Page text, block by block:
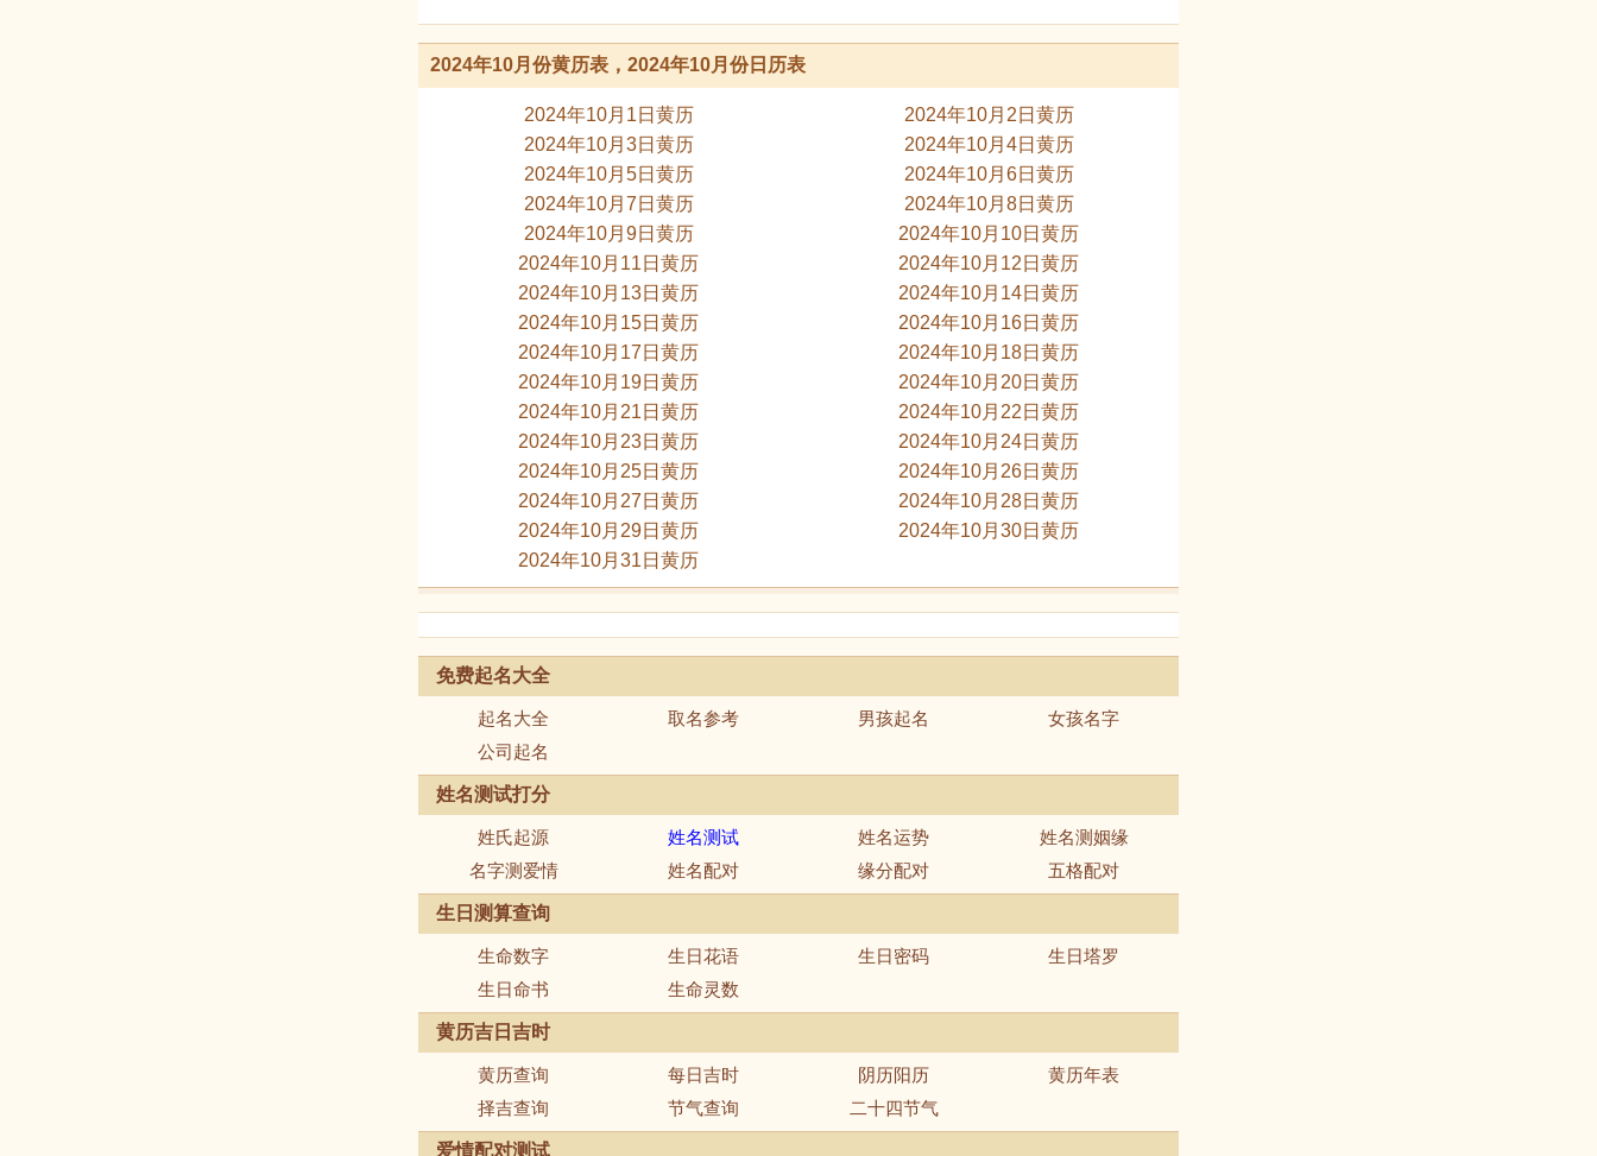
2024年10月份黄历表，2024年10月份日历表
2024年10月1日黄历
2024年10月2日黄历
2024年10月3日黄历
2024年10月4日黄历
2024年10月5日黄历
2024年10月6日黄历
2024年10月7日黄历
2024年10月8日黄历
2024年10月9日黄历
2024年10月10日黄历
2024年10月11日黄历
2024年10月12日黄历
2024年10月13日黄历
2024年10月14日黄历
2024年10月15日黄历
2024年10月16日黄历
2024年10月17日黄历
2024年10月18日黄历
2024年10月19日黄历
2024年10月20日黄历
2024年10月21日黄历
2024年10月22日黄历
2024年10月23日黄历
2024年10月24日黄历
2024年10月25日黄历
2024年10月26日黄历
2024年10月27日黄历
2024年10月28日黄历
2024年10月29日黄历
2024年10月30日黄历
2024年10月31日黄历
免费起名大全
起名大全 取名参考 男孩起名
女孩名字
公司起名
姓名测试打分
姓氏起源 姓名测试 姓名运势
姓名测姻缘
名字测爱情
姓名配对 缘分配对 五格配对
生日测算查询
生命数字 生日花语 生日密码
生日塔罗
生日命书
生命灵数
黄历吉日吉时
黄历查询 每日吉时 阴历阳历
黄历年表
择吉查询
节气查询 二十四节气
爱情配对测试